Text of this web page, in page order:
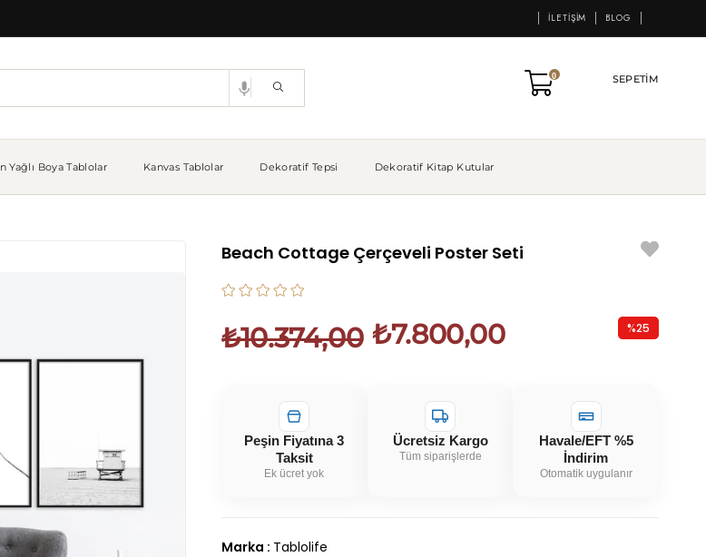
İLETIŞIM BLOG
SEPETIM
0
Yağlı Boya Tablolar Kanvas Tablolar Dekoratif Tepsi Dekoratif Kitap Kutular
Beach Cottage Çerçeveli Poster Seti
₺10.374,00 ₺7.800,00 %25
Peşin Fiyatına 3
Taksit
Ek ücret yok
Ücretsiz Kargo
Tüm siparişlerde
Havale/EFT %5
İndirim
Otomatik uygulanır
Marka : Tablolife